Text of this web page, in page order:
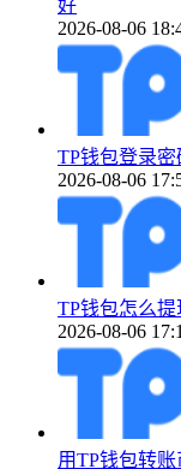
好
2026-08-06
TP钱包登录
2026-08-06
TP钱包怎么
2026-08-06
用TP钱包转